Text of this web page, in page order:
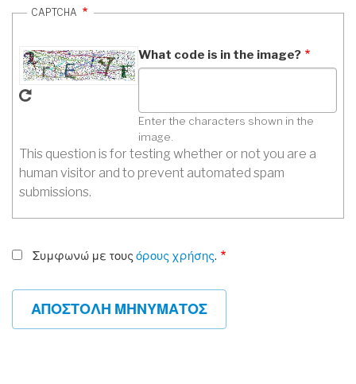
CAPTCHA
What code is in the image?
Enter the characters shown in the
image.
This question is for testing whether or not you are a
human visitor and to prevent automated spam
submissions.
Συμφωνώ με τους όρους χρήσης.